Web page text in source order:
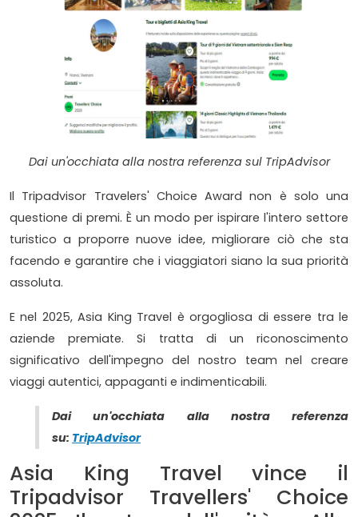
Dai un'occhiata alla nostra referenza sul TripAdvisor
Il Tripadvisor Travelers' Choice Award non è solo una
questione di premi. È un modo per ispirare l'intero settore
turistico a proporre nuove idee, migliorare ciò che sta
facendo e garantire che i viaggiatori siano la sua priorità
assoluta.
E nel 2025, Asia King Travel è orgogliosa di essere tra le
aziende premiate. Si tratta di un riconoscimento
significativo dell'impegno del nostro team nel creare
viaggi autentici, appaganti e indimenticabili.
Dai un'occhiata alla nostra referenza
su: TripAdvisor
Asia King Travel vince il
Tripadvisor Travellers' Choice